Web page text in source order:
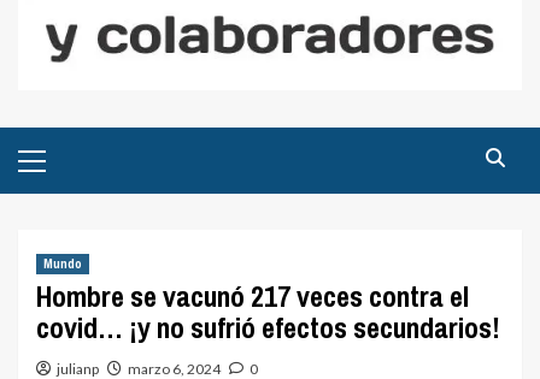
principal
Mundo
Hombre se vacunó 217 veces contra el
covid… ¡y no sufrió efectos secundarios!
julianp marzo 6, 2024 0